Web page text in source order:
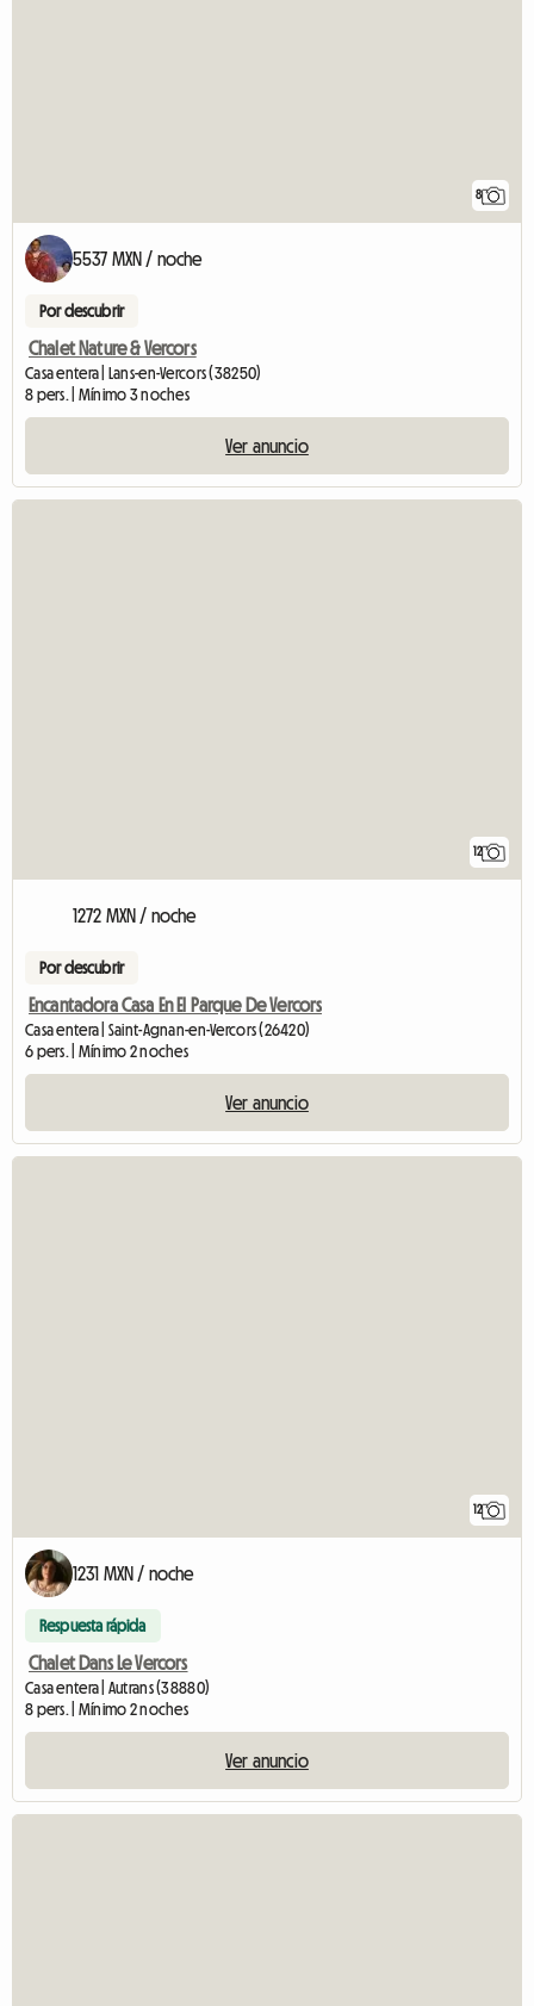
8
5537 MXN / noche
Por descubrir
Chalet Nature & Vercors
Casa entera | Lans-en-Vercors (38250)
8 pers. | Mínimo 3 noches
Ver anuncio
12
1272 MXN / noche
Por descubrir
Encantadora Casa En El Parque De Vercors
Casa entera | Saint-Agnan-en-Vercors (26420)
6 pers. | Mínimo 2 noches
Ver anuncio
12
1231 MXN / noche
Respuesta rápida
Chalet Dans Le Vercors
Casa entera | Autrans (38880)
8 pers. | Mínimo 2 noches
Ver anuncio